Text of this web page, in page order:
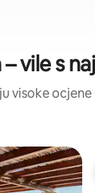
vile s
visoke